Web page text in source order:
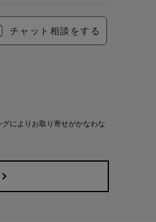
チャット相談をする
によりお取り寄せがかなわな